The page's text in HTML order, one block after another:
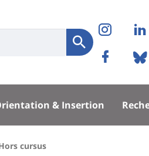
Soumettre
Réseaux
sociaux
& Insertion
cursus